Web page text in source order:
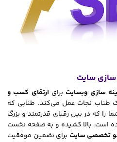
سایت
سازی وبسایت برای ارتقای کسب و
نجات عمل می‌کند. طنابی که
که در بین رقبای قدرتمند و بزرگ
است، بالا کشیده و به صفحه نخست
تخصصیسایت برای تضمین موفقیت